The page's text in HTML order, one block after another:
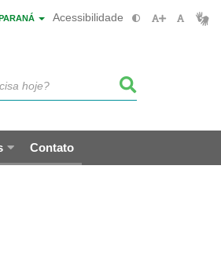
Acessibilidade
Contato